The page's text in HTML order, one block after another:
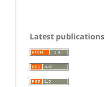
Latest publications